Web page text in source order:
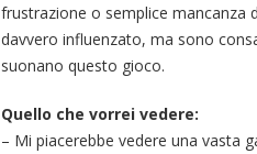
frustrazione o semplice mancanza
davvero influenzato, ma sono
suonano questo gioco.
Quello che vorrei vedere:
– Mi piacerebbe vedere una vasta